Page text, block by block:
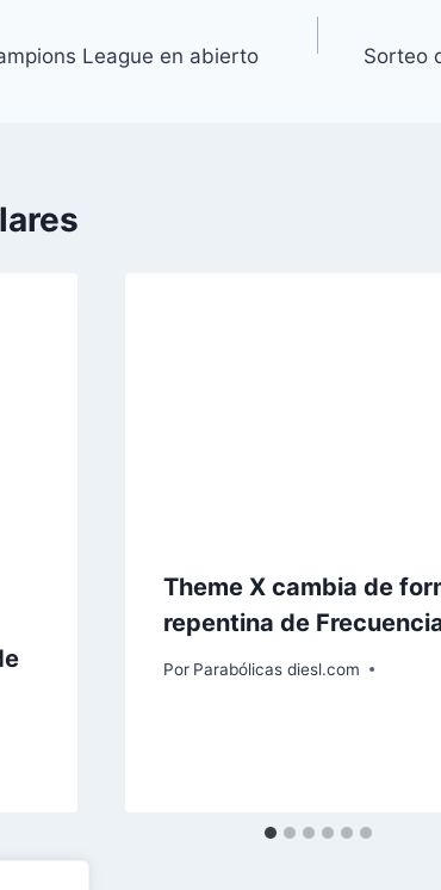
League en abierto Sorteo
Theme X cambia de
repentina de
Por Parabólicas diesl.com